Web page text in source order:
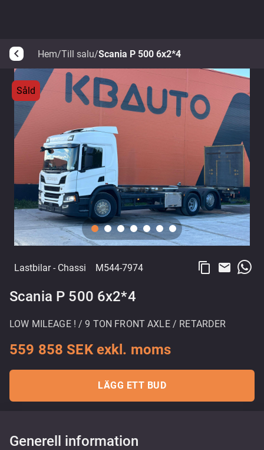
arrow_back_ios Hem/Till salu/Scania P 500 6x2*4
Såld
Lastbilar- Chassi M544-7974 content_copy email
Scania P 500 6x2*4
LOW MILEAGE ! / 9 TON FRONT AXLE / RETARDER
559 858 SEK exkl. moms
LÄGG ETT BUD
Generell information